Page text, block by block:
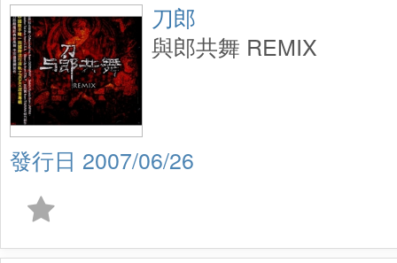
刀郎
與郎共舞 REMIX
2007/06/26